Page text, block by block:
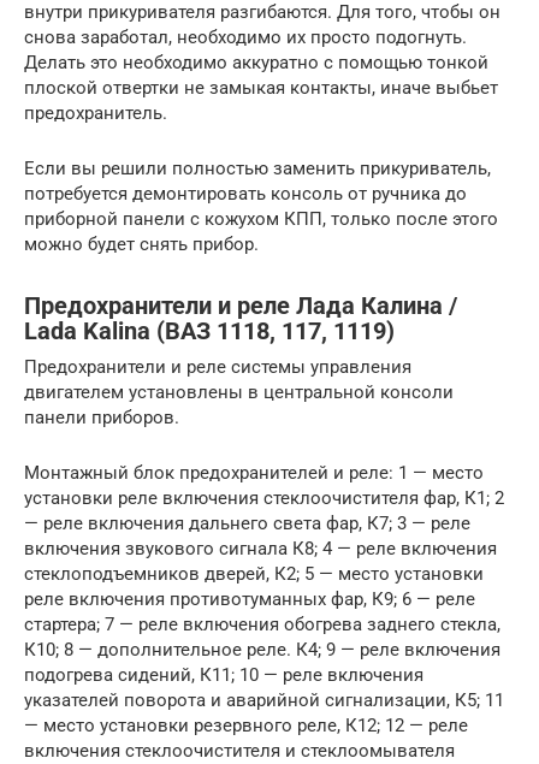
внутри прикуривателя разгибаются. Для того, чтобы он
снова заработал, необходимо их просто подогнуть.
Делать это необходимо аккуратно с помощью тонкой
плоской отвертки не замыкая контакты, иначе выбьет
предохранитель.
Если вы решили полностью заменить прикуриватель,
потребуется демонтировать консоль от ручника до
приборной панели с кожухом КПП, только после этого
можно будет снять прибор.
Предохранители и реле Лада Калина /
Lada Kalina (ВАЗ 1118, 117, 1119)
Предохранители и реле системы управления
двигателем установлены в центральной консоли
панели приборов.
Монтажный блок предохранителей и реле: 1 — место
установки реле включения стеклоочистителя фар, К1; 2
— реле включения дальнего света фар, К7; 3 — реле
включения звукового сигнала К8; 4 — реле включения
стеклоподъемников дверей, К2; 5 — место установки
реле включения противотуманных фар, К9; 6 — реле
стартера; 7 — реле включения обогрева заднего стекла,
К10; 8 — дополнительное реле. К4; 9 — реле включения
подогрева сидений, К11; 10 — реле включения
указателей поворота и аварийной сигнализации, К5; 11
— место установки резервного реле, К12; 12 — реле
включения стеклоочистителя и стеклоомывателя